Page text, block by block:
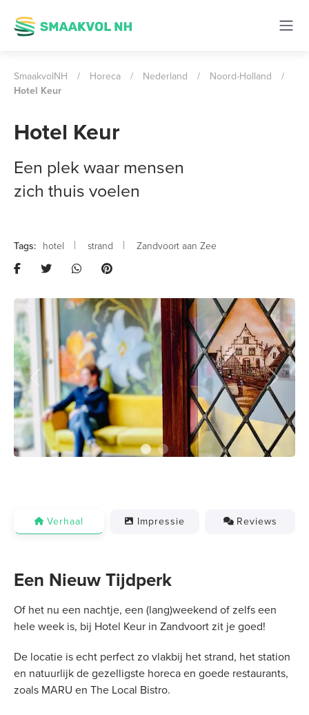
SmaakvolNH / Horeca / Nederland / Noord-Holland
/
Hotel Keur
Hotel Keur
Een plek waar mensen
zich thuis voelen
hotel strand Zandvoort aan Zee
Previous Next
Verhaal Impressie Reviews
Een Nieuw Tijdperk
Of het nu een nachtje, een (lang)weekend of zelfs een
hele week is, bij Hotel Keur in Zandvoort zit je goed!
De locatie is echt perfect zo vlakbij het strand, het station
en natuurlijk de gezelligste horeca en goede restaurants,
zoals MARU en The Local Bistro.